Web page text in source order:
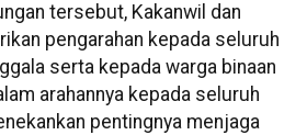
tersebut, Kakanwil dan
pengarahan kepada seluruh
serta kepada warga binaan
arahannya kepada seluruh
pentingnya menjaga